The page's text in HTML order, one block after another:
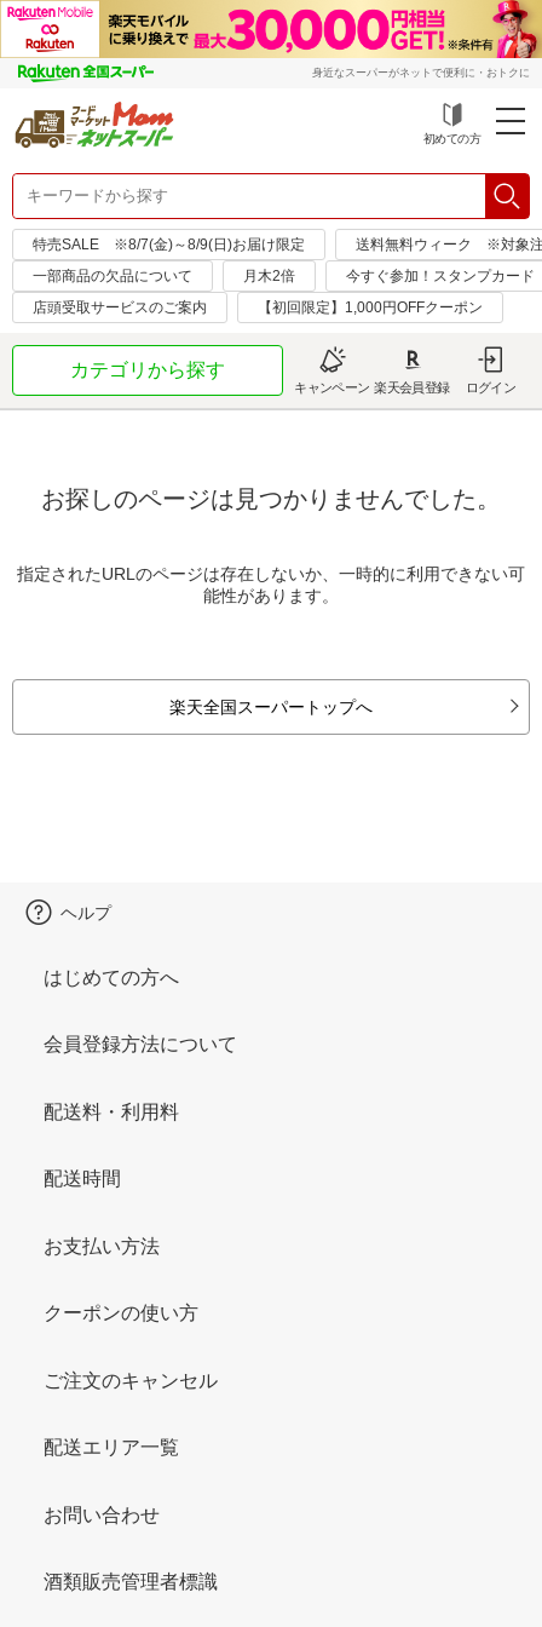
身近なスーパーがネットで便利に・おトクに
初めての方
特売SALE ※8/7(金)～8/9(日)お届け限定
送料無料ウィーク ※対象
一部商品の欠品について
月木2倍
今すぐ参加！スタンプカード
店頭受取サービスのご案内
【初回限定】1,000円OFFクーポン
カテゴリから探す
キャンペーン 楽天会員登録 ログイン
お探しのページは見つかりませんでした。
指定されたURLのページは存在しないか、一時的に利用できない可
能性があります。
楽天全国スーパートップへ
ヘルプ
はじめての方へ
会員登録方法について
配送料・利用料
配送時間
お支払い方法
クーポンの使い方
ご注文のキャンセル
配送エリア一覧
お問い合わせ
酒類販売管理者標識